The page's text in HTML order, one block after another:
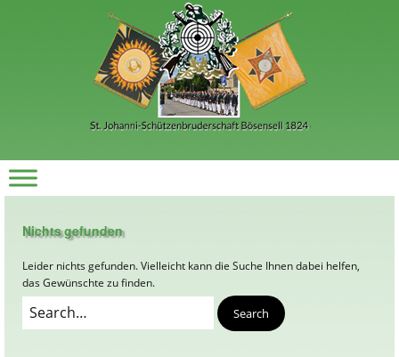
Nichts gefunden
Leider nichts gefunden. Vielleicht kann die Suche Ihnen dabei helfen,
das Gewünschte zu finden.